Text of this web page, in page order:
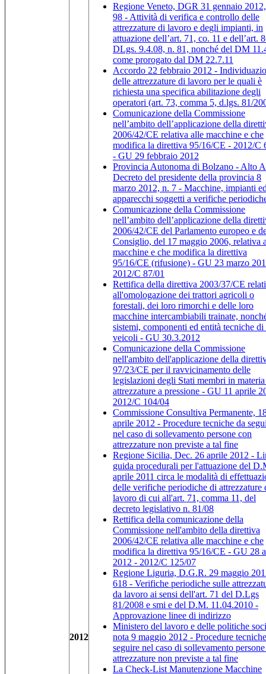
2012
Regione Veneto, DGR 31 gennaio
98 - Attività di verifica e controllo delle
attrezzature di lavoro e degli impianti, in
attuazione dell’art. 71, co. 11 e dell’art.
DLgs. 9.4.08, n. 81, nonché del DM
come prorogato dal DM 22.7.11
Accordo 22 febbraio 2012 -
delle attrezzature di lavoro per le quali è
richiesta una specifica abilitazione degli
operatori (art. 73, comma 5, d.lgs. 81/
Comunicazione della Commissione
nell’ambito dell’applicazione della
2006/42/CE relativa alle macchine e che
modifica la direttiva 95/16/CE - 2012/C
- GU 29 febbraio 2012
Provincia Autonoma di Bolzano - Alto
Decreto del presidente della provincia 8
marzo 2012, n. 7 - Macchine, impianti
apparecchi soggetti a verifiche
Comunicazione della Commissione
nell’ambito dell’applicazione della
2006/42/CE del Parlamento europeo e
Consiglio, del 17 maggio 2006, relativa
macchine e che modifica la direttiva
95/16/CE (rifusione) - GU 23 marzo
2012/C 87/01
Rettifica della direttiva 2003/37/CE
all'omologazione dei trattori agricoli o
forestali, dei loro rimorchi e delle loro
macchine intercambiabili trainate,
sistemi, componenti ed entità tecniche di
veicoli - GU 30.3.2012
Comunicazione della Commissione
nell'ambito dell'applicazione della
97/23/CE per il ravvicinamento delle
legislazioni degli Stati membri in
attrezzature a pressione - GU 11 aprile
2012/C 104/04
Commissione Consultiva Permanente,
aprile 2012 - Procedure tecniche da
nel caso di sollevamento persone con
attrezzature non previste a tal fine
Regione Sicilia, Dec. 26 aprile 2012 -
guida procedurali per l'attuazione del
aprile 2011 circa le modalità di
delle verifiche periodiche di attrezzature
lavoro di cui all'art. 71, comma 11, del
decreto legislativo n. 81/08
Rettifica della comunicazione della
Commissione nell'ambito della direttiva
2006/42/CE relativa alle macchine e che
modifica la direttiva 95/16/CE - GU 28
2012 - 2012/C 125/07
Regione Liguria, D.G.R. 29 maggio
618 - Verifiche periodiche sulle
da lavoro ai sensi dell'art. 71 del D.Lgs
81/2008 e smi e del D.M. 11.04.2010 -
Approvazione linee di indirizzo
Ministero del lavoro e delle politiche
nota 9 maggio 2012 - Procedure
seguire nel caso di sollevamento
attrezzature non previste a tal fine
La Check-List Manutenzione Macchine